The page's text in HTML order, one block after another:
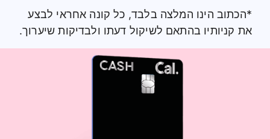
*הכתוב הינו המלצה בלבד, כל קונה אחראי לבצע
את קניותיו בהתאם לשיקול דעתו ולבדיקות שיערוך.